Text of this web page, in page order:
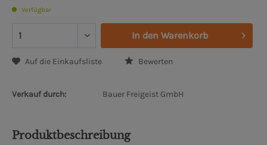
Verfügbar
In den Warenkorb
Auf die Einkaufsliste Bewerten
Verkauf durch: Bauer Freigeist GmbH
Produktbeschreibung